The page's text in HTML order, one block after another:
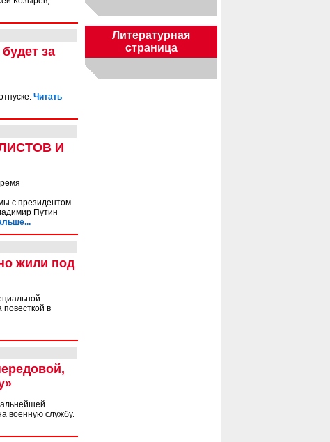
за
Читать
И
с президентом
Путин
жили под
в
военную службу.
Литературная
страница